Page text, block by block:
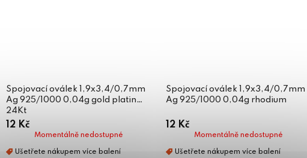
Spojovací oválek 1,9x3,4/0,7mm
Ag 925/1000 0,04g gold plating
24Kt
12 Kč
Momentálně nedostupné
Spojovací oválek 1,9x3,4/0,7mm
Ag 925/1000 0,04g rhodium
12 Kč
Momentálně nedostupné